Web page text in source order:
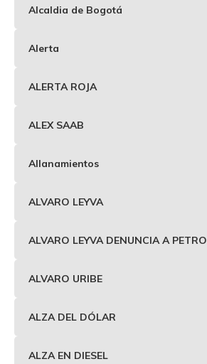
Alcaldia de Bogotá
Alerta
ALERTA ROJA
ALEX SAAB
Allanamientos
ALVARO LEYVA
ALVARO LEYVA DENUNCIA A PETRO
ALVARO URIBE
ALZA DEL DÓLAR
ALZA EN DIESEL